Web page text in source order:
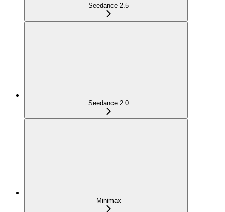
Seedance 2.5
Seedance 2.0
Minimax